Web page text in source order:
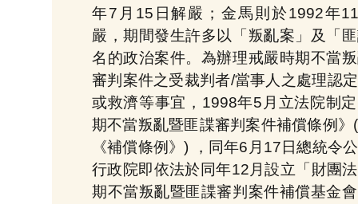
年7月15日解嚴；金馬則於1992年
嚴，期間發生許多以「叛亂案」及「
名的政治案件。為辦理戒嚴時期不當
審判案件之受裁判者/當事人之處理認
或救濟等事宜，1998年5月立法院制
期不當叛亂暨匪諜審判案件補償條例》
《補償條例》) ，同年6月17日總統令
行政院即依法於同年12月設立「財團
期不當叛亂暨匪諜審判案件補償基金